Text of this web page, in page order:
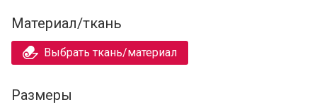
Материал/ткань
Выбрать ткань/материал
Размеры